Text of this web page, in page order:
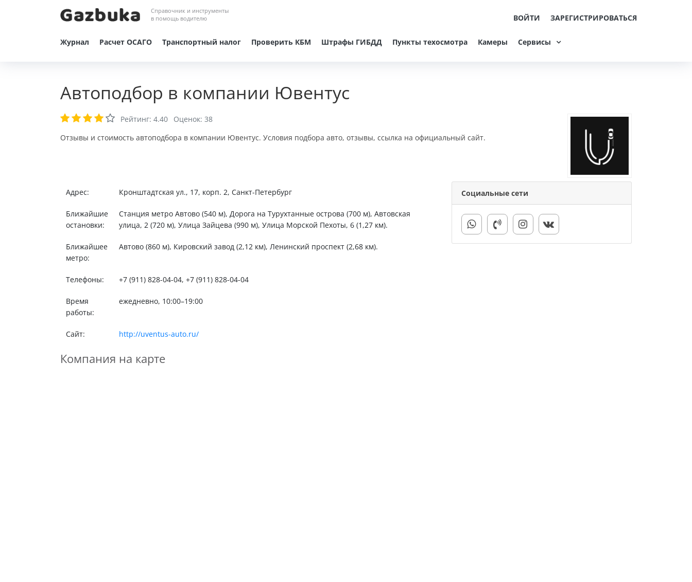
Справочник и инструменты
в помощь водителю
ВОЙТИ ЗАРЕГИСТРИРОВАТЬСЯ
Журнал Расчет ОСАГО Транспортный налог Проверить КБМ Штрафы ГИБДД Пункты техосмотра Камеры Сервисы
Автоподбор в компании Ювентус
Рейтинг: 4.40 Оценок: 38
Отзывы и стоимость автоподбора в компании Ювентус. Условия подбора авто, отзывы, ссылка на официальный сайт.
Адрес: Кронштадтская ул., 17, корп. 2, Санкт-Петербург
Ближайшие
остановки:
Станция метро Автово (540 м), Дорога на Турухтанные острова (700 м), Автовская
улица, 2 (720 м), Улица Зайцева (990 м), Улица Морской Пехоты, 6 (1,27 км).
Ближайшее
метро:
Автово (860 м), Кировский завод (2,12 км), Ленинский проспект (2,68 км).
Телефоны: +7 (911) 828-04-04, +7 (911) 828-04-04
Время
работы:
ежедневно, 10:00–19:00
Сайт: http://uventus-auto.ru/
Социальные сети
Компания на карте